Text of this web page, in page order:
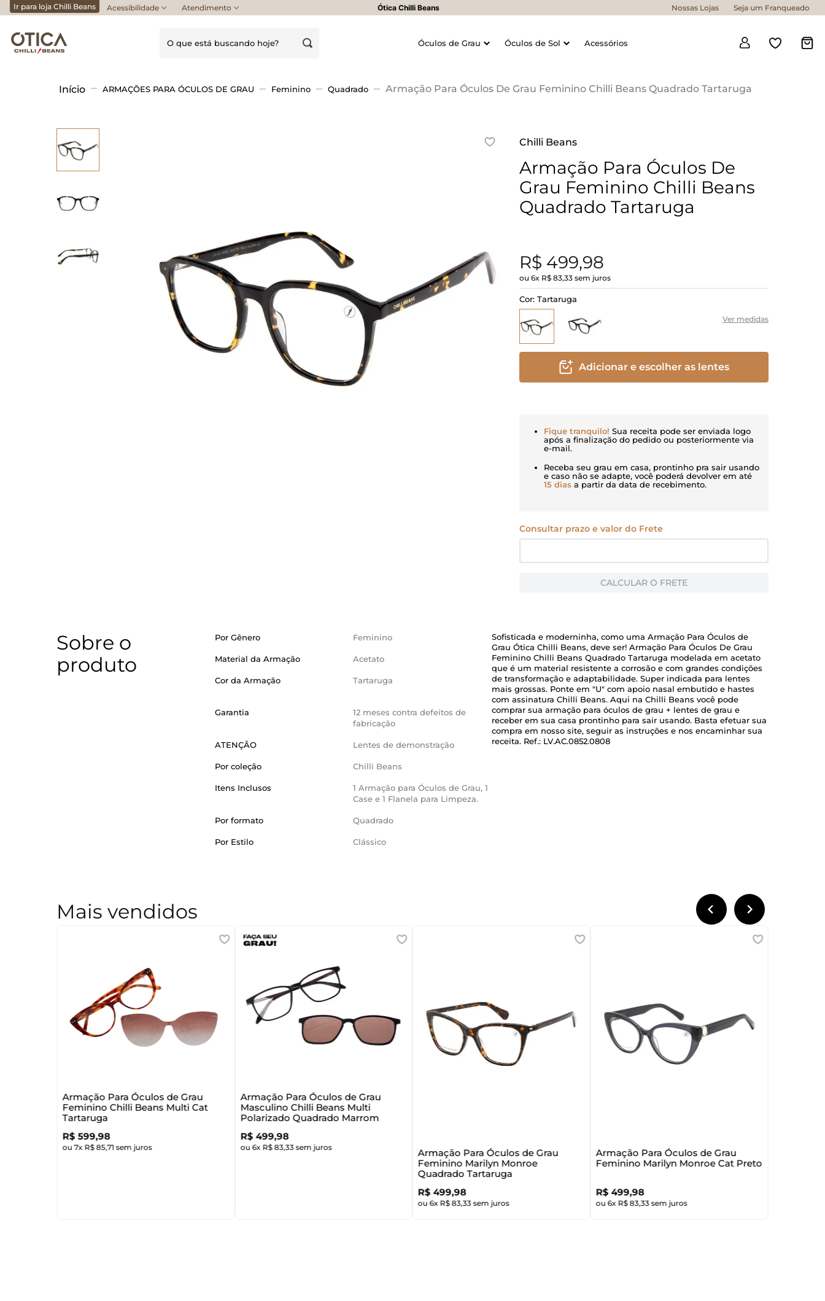
Ir para loja Chilli Beans Acessibilidade Atendimento Ótica Chilli Beans Nossas Lojas Seja um Franqueado
Óculos de Grau Óculos de Sol Acessórios
ARMAÇÕES PARA ÓCULOS DE GRAU Feminino Quadrado Armação Para Óculos De Grau Feminino Chilli Beans Quadrado Tartaruga
Chilli Beans
Armação Para Óculos De
Grau Feminino Chilli Beans
Quadrado Tartaruga
R$ 499,98
ou 6x R$ 83,33sem juros
Cor: Tartaruga
Ver medidas
Adicionar e escolher as lentes
Fique tranquilo! Sua receita pode ser enviada logo
após a finalização do pedido ou posteriormente via
e-mail.
Receba seu grau em casa, prontinho pra sair usando
e caso não se adapte, você poderá devolver em até
15 diasa partir da data de recebimento.
CALCULAR O FRETE
Sobre o
produto
Por Gênero Feminino
Material da Armação Acetato
Cor da Armação Tartaruga
Garantia
12 meses contra defeitos de
fabricação
ATENÇÃO Lentes de demonstração
Por coleção Chilli Beans
Itens Inclusos
1 Armação para Óculos de Grau, 1
Case e 1 Flanela para Limpeza.
Por formato Quadrado
Por Estilo Clássico
Sofisticada e moderninha, como uma Armação Para Óculos de
Grau Ótica Chilli Beans, deve ser! Armação Para Óculos De Grau
Feminino Chilli Beans Quadrado Tartaruga modelada em acetato
que é um material resistente a corrosão e com grandes condições
de transformação e adaptabilidade. Super indicada para lentes
mais grossas. Ponte em "U" com apoio nasal embutido e hastes
com assinatura Chilli Beans. Aqui na Chilli Beans você pode
comprar sua armação para óculos de grau + lentes de grau e
receber em sua casa prontinho para sair usando. Basta efetuar sua
compra em nosso site, seguir as instruções e nos encaminhar sua
receita. Ref.: LV.AC.0852.0808
Mais vendidos
Armação Para Óculos de Grau
Feminino Chilli Beans Multi Cat
Tartaruga
R$ 599,98
ou7x R$ 85,71sem juros
Armação Para Óculos de Grau
Masculino Chilli Beans Multi
Polarizado Quadrado Marrom
R$ 499,98
ou6x R$ 83,33sem juros
Armação Para Óculos de Grau
Feminino Marilyn Monroe
Quadrado Tartaruga
R$ 499,98
ou6xR$ 83,33sem juros
Armação Para Óculos de Grau
Feminino Marilyn Monroe Cat Preto
R$ 499,98
ou6x R$ 83,33sem juros
1º
quadrado
óculos grau masculino